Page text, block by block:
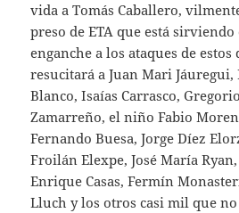
vida a Tomás Caballero,
preso de ETA que está
enganche a los ataques de estos
resucitará a Juan Mari
Blanco, Isaías Carrasco,
Zamarreño, el niño Fabio
Fernando Buesa, Jorge Díez
Froilán Elexpe, José María
Enrique Casas, Fermín
Lluch y los otros casi mil que no